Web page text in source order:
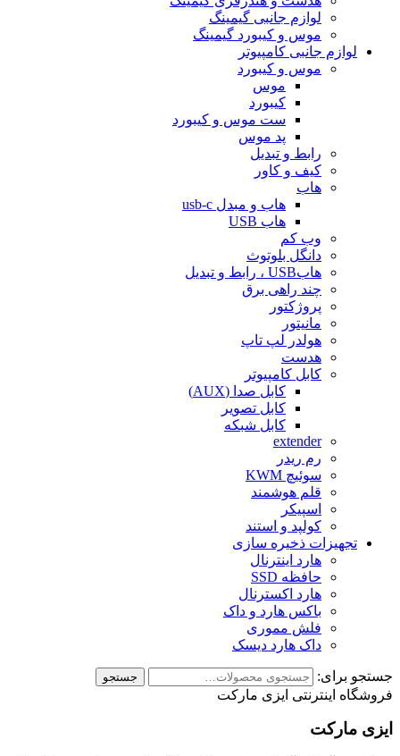
لوازم جانبی گیمینگ
موس و کیبورد گیمینگ
لوازم جانبی کامپیوتر
موس و کیبورد
موس
کیبورد
ست موس و کیبورد
پد موس
رابط و تبدیل
کیف و کاور
هاب
هاب و مبدل usb-c
هاب USB
وب کم
دانگل بلوتوث
هابUSB ، رابط و تبدیل
چند راهی برق
پروژکتور
مانیتور
هولدر لپ تاپ
هدست
کابل کامپیوتر
کابل صدا (AUX)
کابل تصویر
کابل شبکه
extender
رم ریدر
سوئیچ KWM
قلم هوشمند
اسپیکر
کولپد و استند
تجهیزات ذخیره سازی
هارد اینترنال
حافظه SSD
هارد اکسترنال
باکس هارد و داک
فلش مموری
داک هارد دیسک
جستجو برای: جستجو
فروشگاه اینترنتی ایزی مارکت
ایزی مارکت